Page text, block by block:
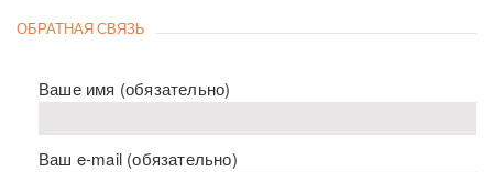
ОБРАТНАЯ СВЯЗЬ
Ваше имя (обязательно)
Ваш e-mail (обязательно)